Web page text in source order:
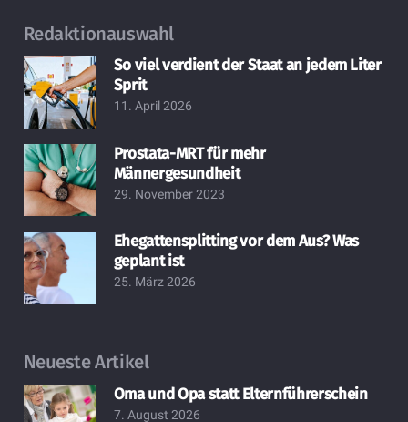
Redaktionauswahl
So viel verdient der Staat an jedem Liter
Sprit
11. April 2026
Prostata-MRT für mehr
Männergesundheit
29. November 2023
Ehegattensplitting vor dem Aus? Was
geplant ist
25. März 2026
Neueste Artikel
Oma und Opa statt Elternführerschein
7. August 2026